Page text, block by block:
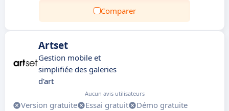
Comparer
Artset
Gestion mobile et
simplifiée des galeries
d'art
Aucun avis utilisateurs
Version gratuite Essai gratuit
Démo gratuite